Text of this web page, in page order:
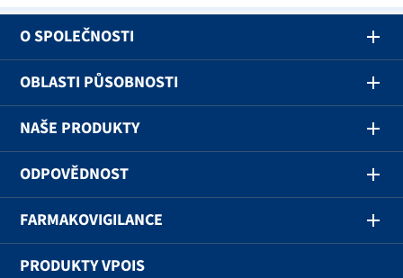
O SPOLEČNOSTI
OBLASTI PŮSOBNOSTI
NAŠE PRODUKTY
ODPOVĚDNOST
FARMAKOVIGILANCE
PRODUKTY VPOIS